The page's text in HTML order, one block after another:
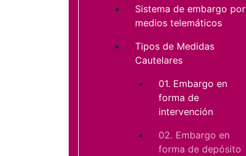
Sistema de embargo por
medios telemáticos
Tipos de Medidas
Cautelares
01. Embargo en
forma de
intervención
02. Embargo en
forma de depósito